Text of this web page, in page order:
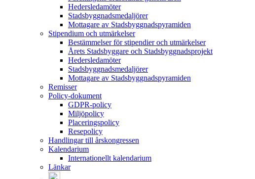
Hedersledamöter
Stadsbyggnadsmedaljörer
Mottagare av Stadsbyggnadspyramiden
Stipendium och utmärkelser
Bestämmelser för stipendier och utmärkelser
Årets Stadsbyggare och Stadsbyggnadsprojekt
Hedersledamöter
Stadsbyggnadsmedaljörer
Mottagare av Stadsbyggnadspyramiden
Remisser
Policy-dokument
GDPR-policy
Miljöpolicy
Placeringspolicy
Resepolicy
Handlingar till årskongressen
Kalendarium
Internationellt kalendarium
Länkar